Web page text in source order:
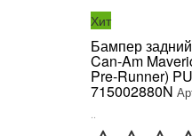
Хит
Бампер
Can-Am
Pre-Runner)
715002880N